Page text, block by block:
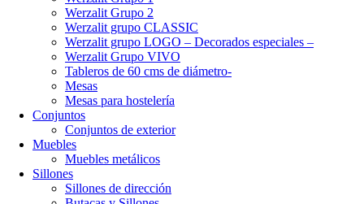
Werzalit Grupo 2
Werzalit grupo CLASSIC
Werzalit grupo LOGO – Decorados especiales –
Werzalit Grupo VIVO
Tableros de 60 cms de diámetro-
Mesas
Mesas para hostelería
Conjuntos
Conjuntos de exterior
Muebles
Muebles metálicos
Sillones
Sillones de dirección